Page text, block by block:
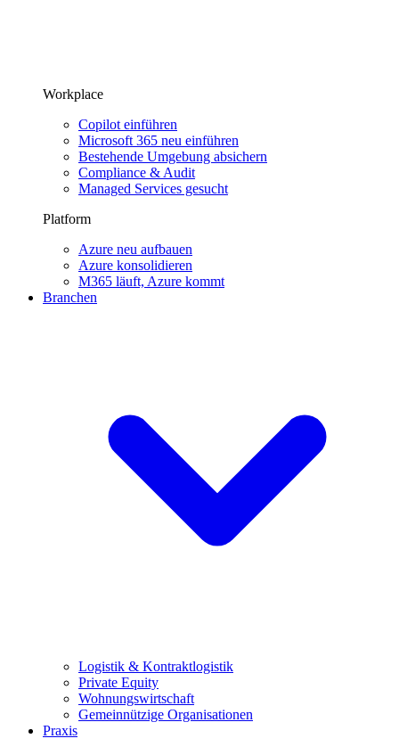
Workplace
Copilot einführen
Microsoft 365 neu einführen
Bestehende Umgebung absichern
Compliance & Audit
Managed Services gesucht
Platform
Azure neu aufbauen
Azure konsolidieren
M365 läuft, Azure kommt
Branchen
Logistik & Kontraktlogistik
Private Equity
Wohnungswirtschaft
Gemeinnützige Organisationen
Praxis